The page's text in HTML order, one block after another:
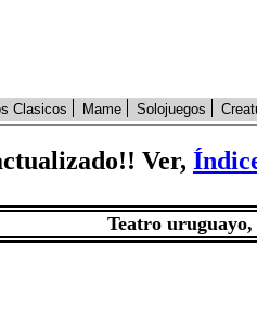
Clasicos Mame Solojuegos
Ver,
Teatro